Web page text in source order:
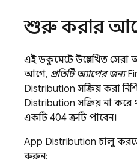
শুরু করার
এই ডকুমেন্টে উল্লেখিত
আগে, প্রতিটি অ্যাপের জন্য
Distribution সক্রিয় করা
Distribution সক্রিয় না
একটি 404 ত্রুটি পাবেন।
App Distribution চালু
করুন: